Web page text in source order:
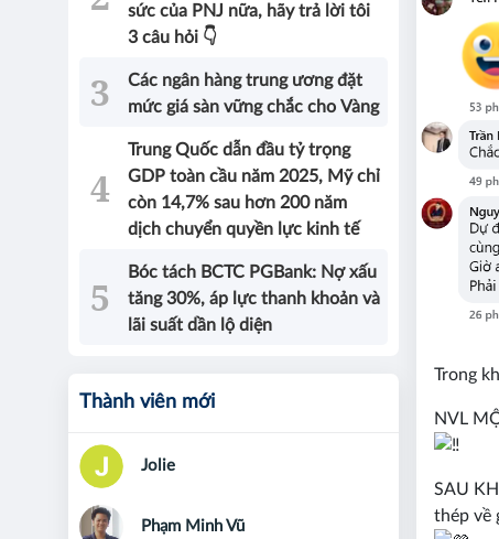
Trong
NVL
SAU
thép về
sức của PNJ nữa, hãy trả lời tôi
3 câu hỏi 👇
Các ngân hàng trung ương đặt
mức giá sàn vững chắc cho Vàng
Trung Quốc dẫn đầu tỷ trọng
GDP toàn cầu năm 2025, Mỹ chỉ
còn 14,7% sau hơn 200 năm
dịch chuyển quyền lực kinh tế
Bóc tách BCTC PGBank: Nợ xấu
tăng 30%, áp lực thanh khoản và
lãi suất dần lộ diện
Thành viên mới
Jolie
Phạm Minh Vũ